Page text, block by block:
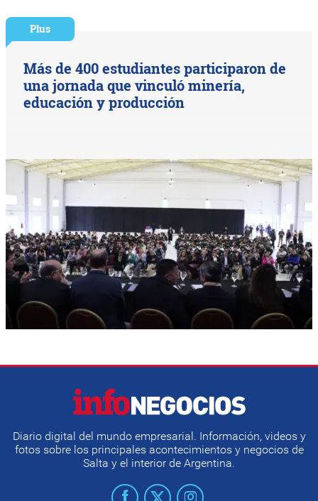
Plus
Más de 400 estudiantes participaron de
una jornada que vinculó minería,
educación y producción
Diario digital del mundo empresarial. Información, videos y
fotos sobre los principales acontecimientos y negocios de
Salta y el interior de Argentina.